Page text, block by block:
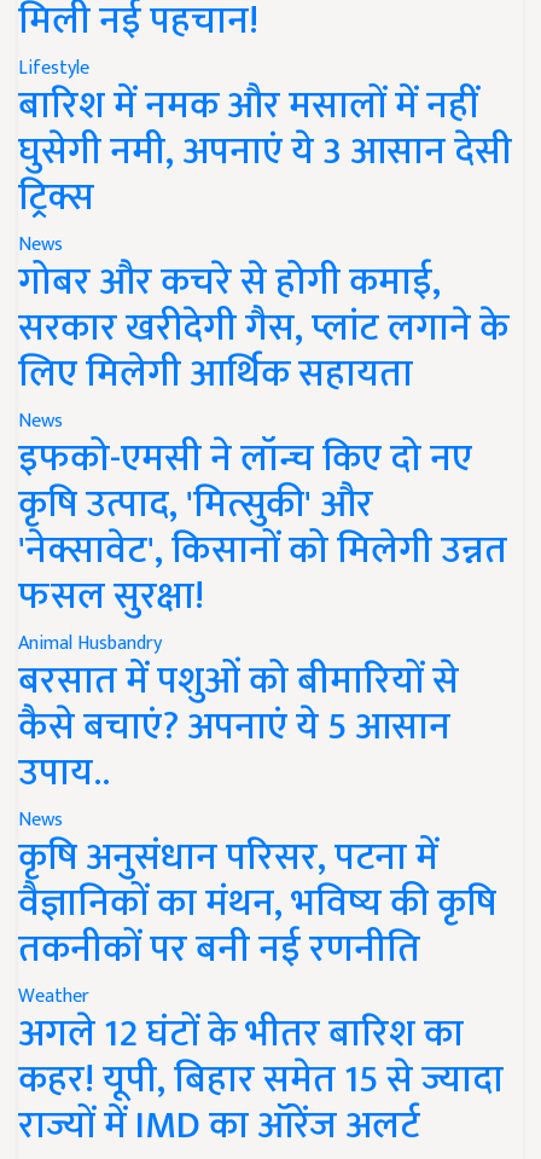
मिली नई पहचान!
Lifestyle
बारिश में नमक और मसालों में नहीं
घुसेगी नमी, अपनाएं ये 3 आसान देसी
ट्रिक्स
News
गोबर और कचरे से होगी कमाई,
सरकार खरीदेगी गैस, प्लांट लगाने के
लिए मिलेगी आर्थिक सहायता
News
इफको-एमसी ने लॉन्च किए दो नए
कृषि उत्पाद, 'मित्सुकी' और
'नेक्सावेट', किसानों को मिलेगी उन्नत
फसल सुरक्षा!
Animal Husbandry
बरसात में पशुओं को बीमारियों से
कैसे बचाएं? अपनाएं ये 5 आसान
उपाय..
News
कृषि अनुसंधान परिसर, पटना में
वैज्ञानिकों का मंथन, भविष्य की कृषि
तकनीकों पर बनी नई रणनीति
Weather
अगले 12 घंटों के भीतर बारिश का
कहर! यूपी, बिहार समेत 15 से ज्यादा
राज्यों में IMD का ऑरेंज अलर्ट